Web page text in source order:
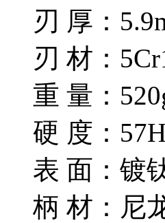
刃 厚：
刃 材：
重 量：
硬 度：
表 面：镀
柄 材：尼